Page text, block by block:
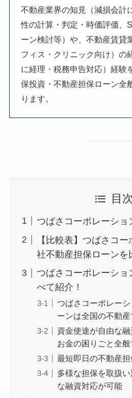
不動産業界の知見（減損会計
性の計算・判定・時価評価、
ーン検討等）や、不動産賃貸
フィス・クリニック向け）の
に経理・税務申告対応）経験
保投資・不動産担保ローン全
ります。
目次
つばさコーポレーショ
【比較表】つばさコ
社不動産担保ローンを
つばさコーポレーショ
べて紹介！
つばさコーポレー
ーンは全国の不動
資金使途が自由な
お金の困りごと全
最短即日の不動産
多様な担保を取扱
な融資対応が可能